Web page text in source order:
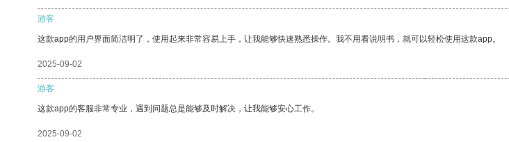
游客
这款app的用户界面简洁明了，使用起来非常容易上手，让我能够快速熟悉操作。我不用看说明书，就可以轻松使用这款app。
2025-09-02
游客
这款app的客服非常专业，遇到问题总是能够及时解决，让我能够安心工作。
2025-09-02